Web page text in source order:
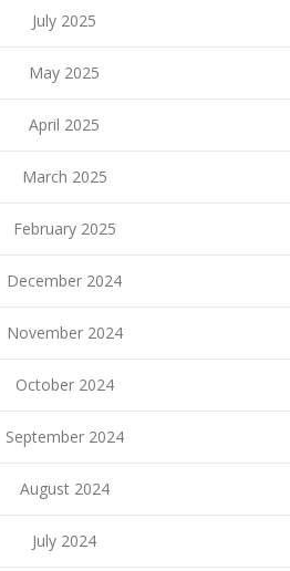
July 2025
May 2025
April 2025
March 2025
February 2025
December 2024
November 2024
October 2024
September 2024
August 2024
July 2024